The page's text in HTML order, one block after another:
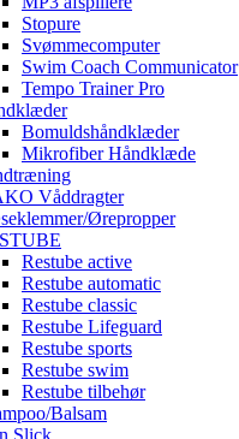
Stopure
Svømmecomputer
Swim Coach Communicator
Tempo Trainer Pro
Bomuldshåndklæder
Mikrofiber Håndklæde
Våddragter
Ørepropper
Restube active
Restube automatic
Restube classic
Restube Lifeguard
Restube sports
Restube swim
Restube tilbehør
Balsam
Slick